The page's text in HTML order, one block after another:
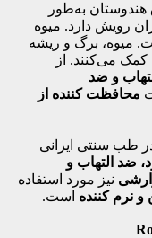
به‌طور
رویش دارد. میوه
میوه، برگ و ریشه
کمک می‌کنند. از
و ضد
محافظت کننده از
طب سنتی ایرانی
ضد التهاب و
نیز مورد استفاده
و نرم کننده است.